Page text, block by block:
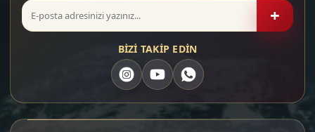
+
BİZİ TAKİP EDİN